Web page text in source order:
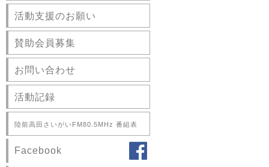
活動支援のお願い
賛助会員募集
お問い合わせ
活動記録
陸前高田さいがいFM80.5MHz 番組表
Facebook